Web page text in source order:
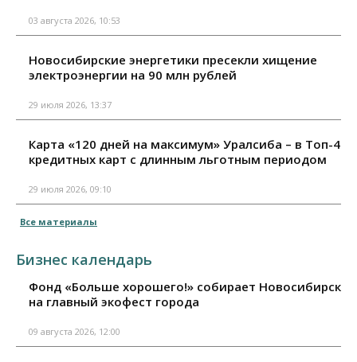
03 августа 2026, 10:53
Новосибирские энергетики пресекли хищение
электроэнергии на 90 млн рублей
29 июля 2026, 13:37
Карта «120 дней на максимум» Уралсиба – в Топ-4
кредитных карт с длинным льготным периодом
29 июля 2026, 09:10
Все материалы
Бизнес календарь
Фонд «Больше хорошего!» собирает Новосибирск
на главный экофест города
09 августа 2026, 12:00